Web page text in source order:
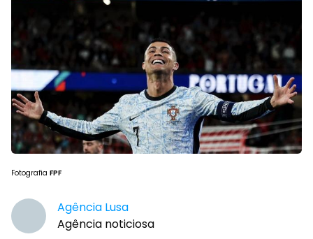
Fotografia FPF
Agência Lusa
Agência noticiosa